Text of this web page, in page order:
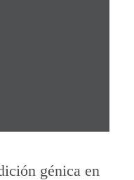
génica en